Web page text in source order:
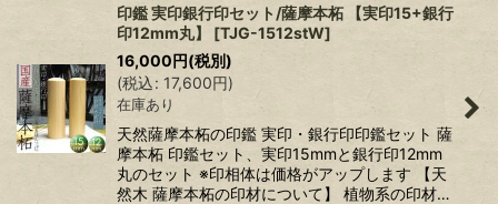
印鑑 実印銀行印セット/薩摩本柘 【実印15+銀行
印12mm丸】
[TJG-1512stW]
16,000円(税別)
(税込: 17,600円)
在庫あり
天然薩摩本柘の印鑑 実印・銀行印印鑑セット 薩
摩本柘 印鑑セット、実印15mmと銀行印12mm
丸のセット ※印相体は価格がアップします 【天
然木 薩摩本柘の印材について】 植物系の印材…